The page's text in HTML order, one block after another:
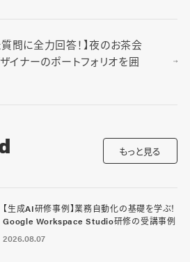
問に全力回答！】夜のお茶会
イナーのポートフォリオを囲
もっと見る
【生成AI研修事例】業務自動化の基礎を学ぶ！
Google Workspace Studio研修の受講事例
2026.08.07